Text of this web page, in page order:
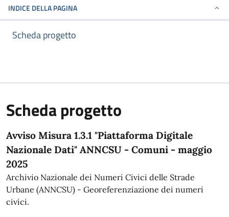
INDICE DELLA PAGINA
Scheda progetto
Scheda progetto
Avviso Misura 1.3.1 "Piattaforma Digitale
Nazionale Dati" ANNCSU - Comuni - maggio
2025
Archivio Nazionale dei Numeri Civici delle Strade
Urbane (ANNCSU) - Georeferenziazione dei numeri
civici.